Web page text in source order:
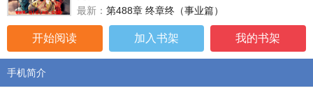
最新： 第488章 终章终（事业篇）
开始阅读 加入书架 我的书架
手机简介